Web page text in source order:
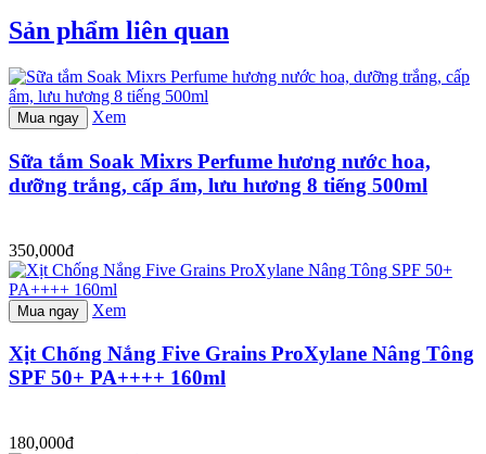
Sản phẩm liên quan
Mua ngay Xem
Sữa tắm Soak Mixrs Perfume hương nước hoa,
dưỡng trắng, cấp ẩm, lưu hương 8 tiếng 500ml
350,000đ
Mua ngay Xem
Xịt Chống Nắng Five Grains ProXylane Nâng Tông
SPF 50+ PA++++ 160ml
180,000đ